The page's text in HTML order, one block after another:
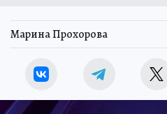
Марина Прохорова